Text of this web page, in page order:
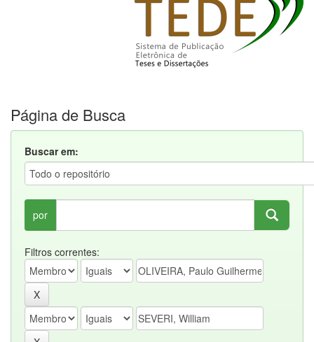
Página de Busca
Buscar em:
por
Filtros correntes: